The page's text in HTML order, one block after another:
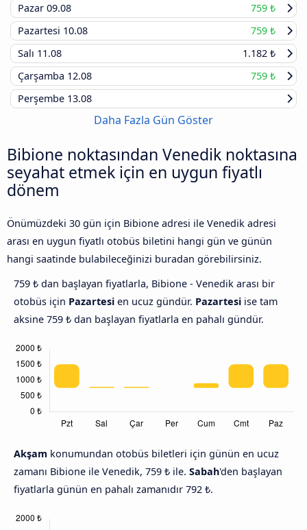
Pazar 09.08
759 ₺
Pazartesi 10.08
759 ₺
Salı 11.08
1.182 ₺
Çarşamba 12.08
759 ₺
Perşembe 13.08
Daha Fazla Gün Göster
Bibione noktasından Venedik noktasına
seyahat etmek için en uygun fiyatlı
dönem
Önümüzdeki 30 gün için Bibione adresi ile Venedik adresi
arası en uygun fiyatlı otobüs biletini hangi gün ve günün
hangi saatinde bulabileceğinizi buradan görebilirsiniz.
759 ₺ dan başlayan fiyatlarla, Bibione - Venedik arası bir
otobüs için Pazartesi en ucuz gündür. Pazartesi ise tam
aksine 759 ₺ dan başlayan fiyatlarla en pahalı gündür.
Akşam konumundan otobüs biletleri için günün en ucuz
zamanı Bibione ile Venedik, 759 ₺ ile. Sabah'den başlayan
fiyatlarla günün en pahalı zamanıdır 792 ₺.